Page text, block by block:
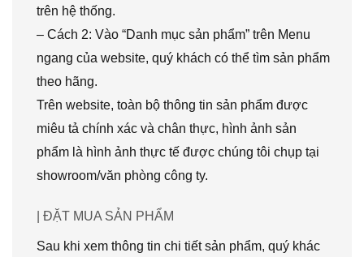
trên hệ thống.
– Cách 2: Vào “Danh mục sản phẩm” trên Menu
ngang của website, quý khách có thể tìm sản phẩm
theo hãng.
Trên website, toàn bộ thông tin sản phẩm được
miêu tả chính xác và chân thực, hình ảnh sản
phẩm là hình ảnh thực tế được chúng tôi chụp tại
showroom/văn phòng công ty.
| ĐẶT MUA SẢN PHẨM
Sau khi xem thông tin chi tiết sản phẩm, quý khác